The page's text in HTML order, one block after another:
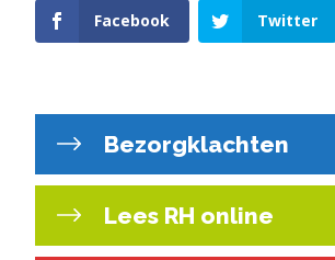
Facebook Twitter
Bezorgklachten
Lees RH online